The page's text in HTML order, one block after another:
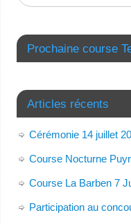
Prochaine course
Articles récents
Cérémonie 14 juillet
Course Nocturne
Course La Barben 7
Participation au